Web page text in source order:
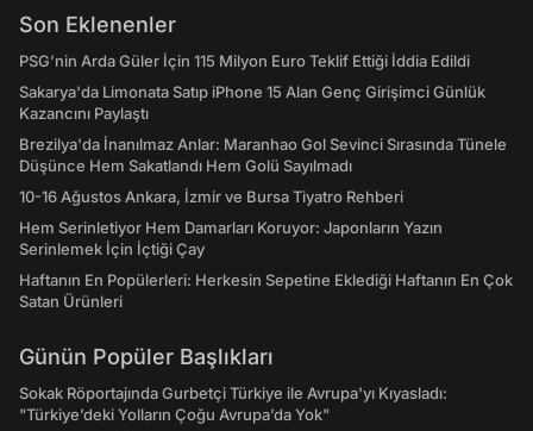
Son Eklenenler
PSG’nin Arda Güler İçin 115 Milyon Euro Teklif Ettiği İddia Edildi
Sakarya'da Limonata Satıp iPhone 15 Alan Genç Girişimci Günlük
Kazancını Paylaştı
Brezilya'da İnanılmaz Anlar: Maranhao Gol Sevinci Sırasında Tünele
Düşünce Hem Sakatlandı Hem Golü Sayılmadı
10-16 Ağustos Ankara, İzmir ve Bursa Tiyatro Rehberi
Hem Serinletiyor Hem Damarları Koruyor: Japonların Yazın
Serinlemek İçin İçtiği Çay
Haftanın En Popülerleri: Herkesin Sepetine Eklediği Haftanın En Çok
Satan Ürünleri
Günün Popüler Başlıkları
Sokak Röportajında Gurbetçi Türkiye ile Avrupa'yı Kıyasladı:
"Türkiye’deki Yolların Çoğu Avrupa’da Yok"